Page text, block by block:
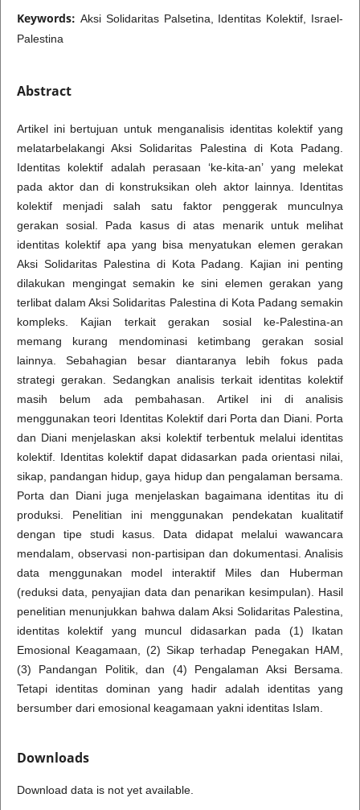
Keywords: Aksi Solidaritas Palsetina, Identitas Kolektif, Israel-
Palestina
Abstract
Artikel ini bertujuan untuk menganalisis identitas kolektif yang
melatarbelakangi Aksi Solidaritas Palestina di Kota Padang.
Identitas kolektif adalah perasaan ‘ke-kita-an’ yang melekat
pada aktor dan di konstruksikan oleh aktor lainnya. Identitas
kolektif menjadi salah satu faktor penggerak munculnya
gerakan sosial. Pada kasus di atas menarik untuk melihat
identitas kolektif apa yang bisa menyatukan elemen gerakan
Aksi Solidaritas Palestina di Kota Padang. Kajian ini penting
dilakukan mengingat semakin ke sini elemen gerakan yang
terlibat dalam Aksi Solidaritas Palestina di Kota Padang semakin
kompleks. Kajian terkait gerakan sosial ke-Palestina-an
memang kurang mendominasi ketimbang gerakan sosial
lainnya. Sebahagian besar diantaranya lebih fokus pada
strategi gerakan. Sedangkan analisis terkait identitas kolektif
masih belum ada pembahasan. Artikel ini di analisis
menggunakan teori Identitas Kolektif dari Porta dan Diani. Porta
dan Diani menjelaskan aksi kolektif terbentuk melalui identitas
kolektif. Identitas kolektif dapat didasarkan pada orientasi nilai,
sikap, pandangan hidup, gaya hidup dan pengalaman bersama.
Porta dan Diani juga menjelaskan bagaimana identitas itu di
produksi. Penelitian ini menggunakan pendekatan kualitatif
dengan tipe studi kasus. Data didapat melalui wawancara
mendalam, observasi non-partisipan dan dokumentasi. Analisis
data menggunakan model interaktif Miles dan Huberman
(reduksi data, penyajian data dan penarikan kesimpulan). Hasil
penelitian menunjukkan bahwa dalam Aksi Solidaritas Palestina,
identitas kolektif yang muncul didasarkan pada (1) Ikatan
Emosional Keagamaan, (2) Sikap terhadap Penegakan HAM,
(3) Pandangan Politik, dan (4) Pengalaman Aksi Bersama.
Tetapi identitas dominan yang hadir adalah identitas yang
bersumber dari emosional keagamaan yakni identitas Islam.
Downloads
Download data is not yet available.